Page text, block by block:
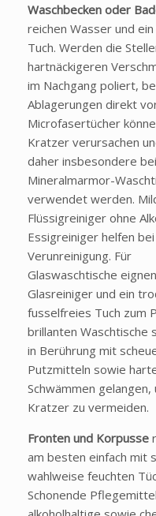
Waschbecken oder
reichen Wasser und
Tuch. Werden die
hartnäckigeren
im Nachgang poliert,
Ablagerungen direkt
Microfasertücher
Kratzer verursachen
daher insbesondere bei
Mineralmarmor-
verwendet werden.
Flüssigreiniger ohne
Essigreiniger helfen
Verunreinigung. Für
Glaswaschtische
Glasreiniger und ein
fusselfreies Tuch zum
brillanten Waschtische
in Berührung mit
Putzmitteln sowie
Schwämmen gelangen,
Kratzer zu vermeiden.
Fronten und Korpusse
am besten einfach mit
wahlweise feuchten
Schonende